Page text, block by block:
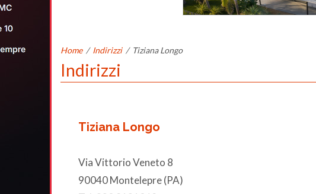
Home / Indirizzi / Tiziana Longo
Indirizzi
Tiziana Longo
Via Vittorio Veneto 8
90040 Montelepre (PA)